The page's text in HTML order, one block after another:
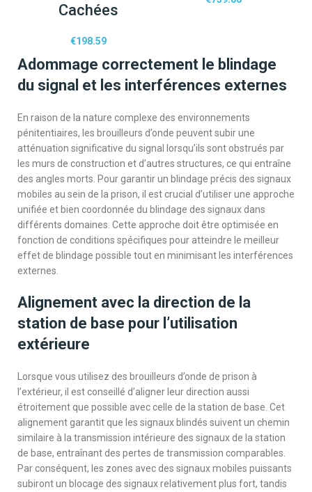
Cachées
€198.59
Adommage correctement le blindage
du signal et les interférences externes
En raison de la nature complexe des environnements
pénitentiaires, les brouilleurs d’onde peuvent subir une
atténuation significative du signal lorsqu’ils sont obstrués par
les murs de construction et d’autres structures, ce qui entraîne
des angles morts. Pour garantir un blindage précis des signaux
mobiles au sein de la prison, il est crucial d’utiliser une approche
unifiée et bien coordonnée du blindage des signaux dans
différents domaines. Cette approche doit être optimisée en
fonction de conditions spécifiques pour atteindre le meilleur
effet de blindage possible tout en minimisant les interférences
externes.
Alignement avec la direction de la
station de base pour l’utilisation
extérieure
Lorsque vous utilisez des brouilleurs d’onde de prison à
l’extérieur, il est conseillé d’aligner leur direction aussi
étroitement que possible avec celle de la station de base. Cet
alignement garantit que les signaux blindés suivent un chemin
similaire à la transmission intérieure des signaux de la station
de base, entraînant des pertes de transmission comparables.
Par conséquent, les zones avec des signaux mobiles puissants
subiront un blocage des signaux relativement plus fort, tandis